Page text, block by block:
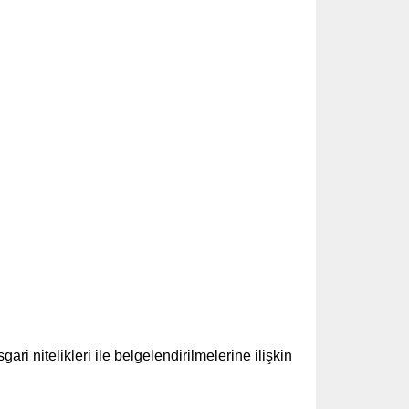
nitelikleri ile belgelendirilmelerine ilişkin